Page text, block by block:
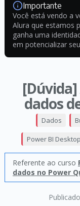
Importante
Você está vendo a
Alura que estamos
ganha uma
em potencializar
dados
Dados
Power BI
Referente ao curso
dados no Power